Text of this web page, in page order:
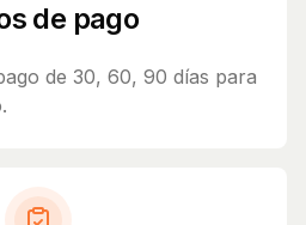
de pago
de 30, 60, 90 días para